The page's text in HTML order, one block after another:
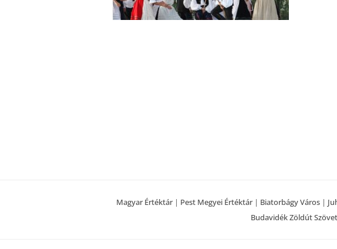
Magyar Értéktár| Pest Megyei Értéktár| Biatorbágy Város |
Budavidék Zöldút